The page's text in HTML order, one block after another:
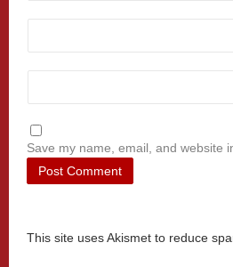
Save my name, email, and website
This site uses Akismet to reduce